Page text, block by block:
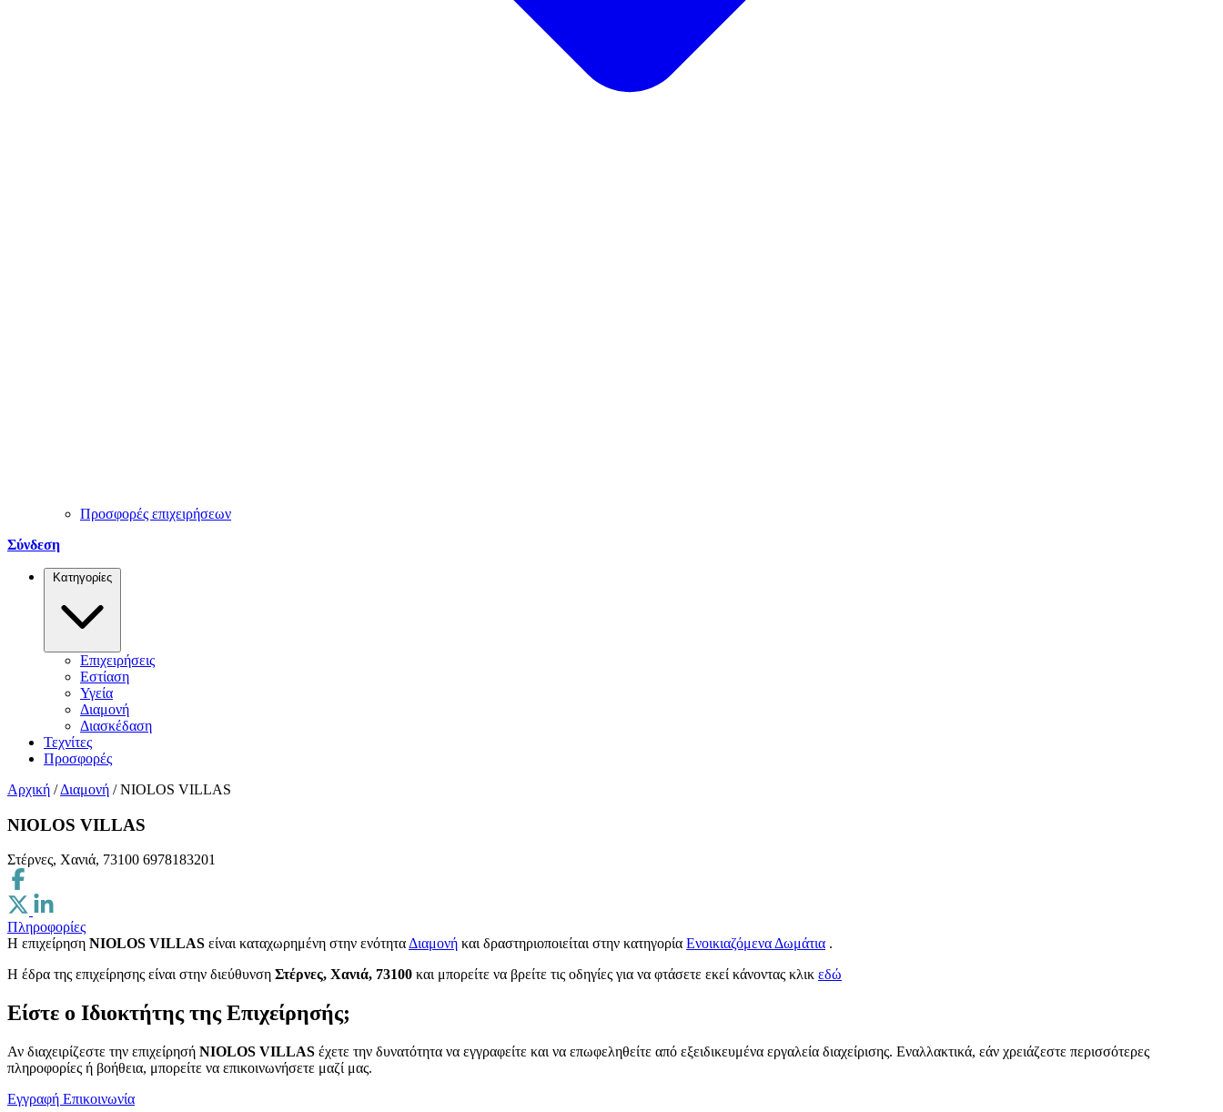
Προσφορές επιχειρήσεων
Σύνδεση
Κατηγορίες
Επιχειρήσεις
Εστίαση
Υγεία
Διαμονή
Διασκέδαση
Τεχνίτες
Προσφορές
Αρχική / Διαμονή / NIOLOS VILLAS
NIOLOS VILLAS
Στέρνες, Χανιά, 73100 6978183201
Πληροφορίες
Η επιχείρηση NIOLOS VILLAS είναι καταχωρημένη στην ενότηταΔιαμονή και δραστηριοποιείται στην κατηγορία Ενοικιαζόμενα Δωμάτια .
H έδρα της επιχείρησης είναι στην διεύθυνση Στέρνες, Χανιά, 73100 και μπορείτε να βρείτε τις οδηγίες για να φτάσετε εκεί κάνοντας κλικ εδώ
Είστε ο Ιδιοκτήτης της Επιχείρησής;
Αν διαχειρίζεστε την επιχείρησή NIOLOS VILLAS έχετε την δυνατότητα να εγγραφείτε και να επωφεληθείτε από εξειδικευμένα εργαλεία διαχείρισης. Εναλλακτικά, εάν χρειάζεστε περισσότερες
πληροφορίες ή βοήθεια, μπορείτε να επικοινωνήσετε μαζί μας.
Εγγραφή Επικοινωνία